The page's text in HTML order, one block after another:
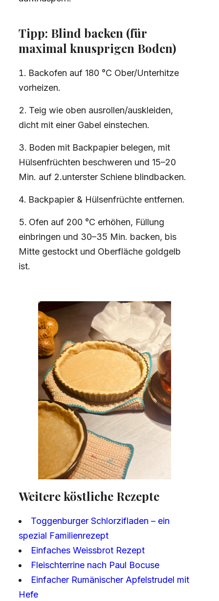
Tipp: Blind backen (für
maximal knusprigen Boden)
Backofen auf 180 °C Ober/Unterhitze
vorheizen.
Teig wie oben ausrollen/auskleiden,
dicht mit einer Gabel einstechen.
Boden mit Backpapier belegen, mit
Hülsenfrüchten beschweren und 15–20
Min. auf 2.unterster Schiene blindbacken.
Backpapier & Hülsenfrüchte entfernen.
Ofen auf 200 °C erhöhen, Füllung
einbringen und 30–35 Min. backen, bis
Mitte gestockt und Oberfläche goldgelb
ist.
Weitere köstliche Rezepte
Toggenburger Schlorzifladen – ein
spezial Familienrezept
Einfaches Weissbrot Rezept
Fleischterrine nach Paul Bocuse
Einfacher Rumänischer Apfelstrudel mit
Hefe